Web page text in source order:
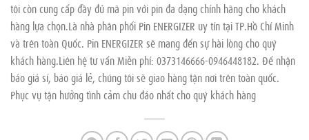
tôi còn cung cấp đầy đủ mã pin với pin đa dạng chính hãng cho khách
hàng lựa chọn.Là nhà phân phối Pin ENERGIZER uy tín tại TP.Hồ Chí Minh
và trên toàn Quốc. Pin ENERGIZER sẽ mang đến sự hài lòng cho quý
khách hàng.Liên hệ tư vấn Miễn phí: 0373146666-0946448182. Để nhận
báo giá sỉ, báo giá lẻ, chúng tôi sẽ giao hàng tận nơi trên toàn quốc.
Phục vụ tận hưởng tình cảm chu đáo nhất cho quý khách hàng